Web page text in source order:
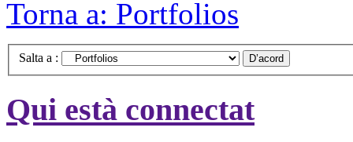
Torna a: Portfolios
Salta a :
Qui està connectat